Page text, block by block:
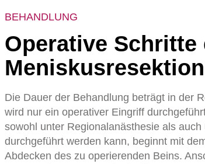
BEHANDLUNG
Operative Schritte
Die Dauer der Behandlung beträgt in der
wird nur ein operativer Eingriff
sowohl unter Regionalanästhesie als auch
durchgeführt werden kann, beginnt mit
Abdecken des zu operierenden Beins.